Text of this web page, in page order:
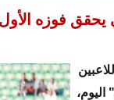
ثورة داخل قطاع العدالة في
يحقق فوزه
اليوم،